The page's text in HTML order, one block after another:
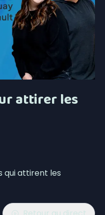
attirer les
qui attirent les